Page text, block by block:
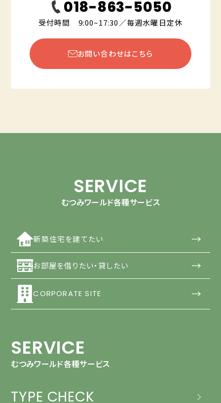
018-863-5050
受付時間 9:00~17:30／毎週水曜日定休
お問い合わせはこちら
SERVICE
むつみワールド各種サービス
新築住宅を建てたい →
お部屋を借りたい・貸したい →
CORPORATE SITE →
SERVICE
むつみワールド各種サービス
TYPE CHECK